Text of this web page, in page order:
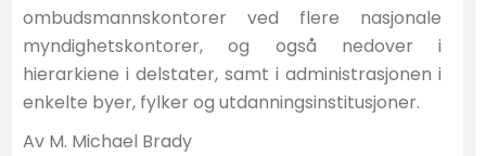
ombudsmannskontorer ved flere nasjonale
myndighetskontorer, og også nedover i
hierarkiene i delstater, samt i administrasjonen i
enkelte byer, fylker og utdanningsinstitusjoner.
Av M. Michael Brady